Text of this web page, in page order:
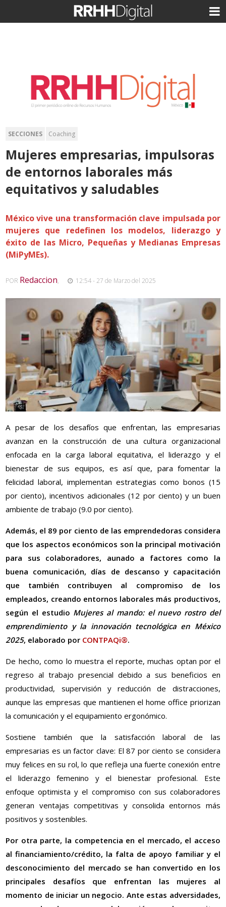
SECCIONES Coaching
Mujeres empresarias, impulsoras
de entornos laborales más
equitativos y saludables
México vive una transformación clave impulsada por
mujeres que redefinen los modelos, liderazgo y
éxito de las Micro, Pequeñas y Medianas Empresas
(MiPyMEs).
POR Redaccion, 12:54 - 27 de Marzo del 2025
A pesar de los desafíos que enfrentan, las empresarias
avanzan en la construcción de una cultura organizacional
enfocada en la carga laboral equitativa, el liderazgo y el
bienestar de sus equipos, es así que, para fomentar la
felicidad laboral, implementan estrategias como bonos (15
por ciento), incentivos adicionales (12 por ciento) y un buen
ambiente de trabajo (9.0 por ciento).
Además, el 89 por ciento de las emprendedoras considera
que los aspectos económicos son la principal motivación
para sus colaboradores, aunado a factores como la
buena comunicación, días de descanso y capacitación
que también contribuyen al compromiso de los
empleados, creando entornos laborales más productivos,
según el estudio Mujeres al mando: el nuevo rostro del
emprendimiento y la innovación tecnológica en México
2025, elaborado por CONTPAQi®.
De hecho, como lo muestra el reporte, muchas optan por el
regreso al trabajo presencial debido a sus beneficios en
productividad, supervisión y reducción de distracciones,
aunque las empresas que mantienen el home office priorizan
la comunicación y el equipamiento ergonómico.
Sostiene también que la satisfacción laboral de las
empresarias es un factor clave: El 87 por ciento se considera
muy felices en su rol, lo que refleja una fuerte conexión entre
el liderazgo femenino y el bienestar profesional. Este
enfoque optimista y el compromiso con sus colaboradores
generan ventajas competitivas y consolida entornos más
positivos y sostenibles.
Por otra parte, la competencia en el mercado, el acceso
al financiamiento/crédito, la falta de apoyo familiar y el
desconocimiento del mercado se han convertido en los
principales desafíos que enfrentan las mujeres al
momento de iniciar un negocio. Ante estas adversidades,